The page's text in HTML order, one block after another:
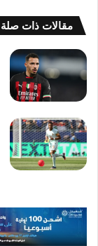
مقالات ذات صلة